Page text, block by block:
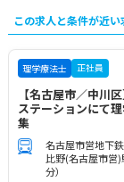
この求人と条件が近い
理学療法士 正社員
【名古屋市／中川
ステーションにて
集
名古屋市営地下
比野(名古屋市営
分）